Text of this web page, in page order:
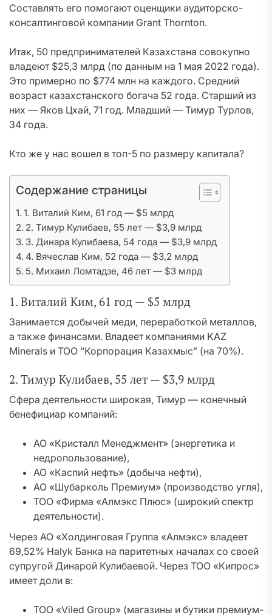
Составлять его помогают оценщики аудиторско-
консалтинговой компании Grant Thornton.
Итак, 50 предпринимателей Казахстана совокупно
владеют $25,3 млрд (по данным на 1 мая 2022 года).
Это примерно по $774 млн на каждого. Средний
возраст казахстанского богача 52 года. Старший из
них — Яков Цхай, 71 год. Младший — Тимур Турлов,
34 года.
Кто же у нас вошел в топ-5 по размеру капитала?
Содержание страницы
1. Виталий Ким, 61 год — $5 млрд
2. Тимур Кулибаев, 55 лет — $3,9 млрд
3. Динара Кулибаева, 54 года — $3,9 млрд
4. Вячеслав Ким, 52 года — $3,2 млрд
5. Михаил Ломтадзе, 46 лет — $3 млрд
1. Виталий Ким, 61 год — $5 млрд
Занимается добычей меди, переработкой металлов,
а также финансами. Владеет компаниями KAZ
Minerals и ТОО “Корпорация Казахмыс” (на 70%).
2. Тимур Кулибаев, 55 лет — $3,9 млрд
Сфера деятельности широкая, Тимур — конечный
бенефициар компаний:
АО «Кристалл Менеджмент» (энергетика и
недропользование),
АО «Каспий нефть» (добыча нефти),
АО «Шубарколь Премиум» (производство угля),
ТОО «Фирма «Алмэкс Плюс» (широкий спектр
деятельности).
Через АО «Холдинговая Группа «Алмэкс» владеет
69,52% Halyk Банка на паритетных началах со своей
супругой Динарой Кулибаевой. Через ТОО «Кипрос»
имеет доли в:
ТОО «Viled Group» (магазины и бутики премиум-